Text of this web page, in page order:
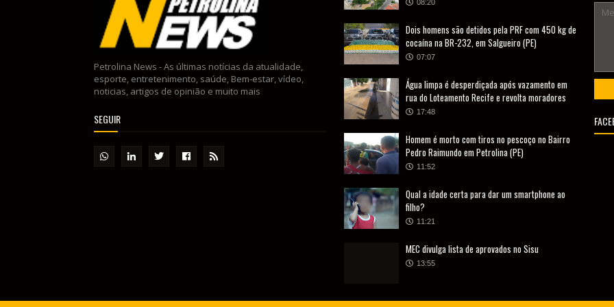
Petrolina News - As últimas notícias da atualidade,
esporte, entretenimento, saúde, Bem-estar, vídeo,
noticias, artigos de opinião e muito mais
SEGUIR
08:20
Dois homens são detidos pela PRF com 450 kg de
cocaína na BR-232, em Salgueiro (PE)
07:07
Água limpa é desperdiçada após vazamento em
rua do Loteamento Recife e revolta moradores
17:48
Homem é morto com tiros no pescoço no Bairro
Pedro Raimundo em Petrolina (PE)
11:52
Qual a idade certa para dar um smartphone ao
filho?
11:21
MEC divulga lista de aprovados no Sisu
13:55